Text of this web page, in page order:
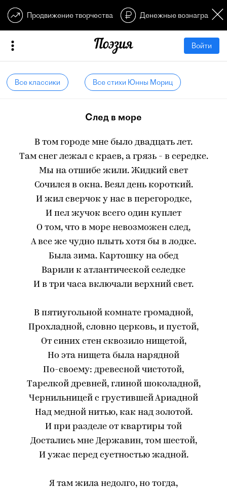
Продвижение творчества Денежные
Войти
Все классики Все стихи Юнны Мориц
След в море
В том городе мне было двадцать лет.
Там снег лежал с краев, а грязь - в середке.
Мы на отшибе жили. Жидкий свет
Сочился в окна. Веял день короткий.
И жил сверчок у нас в перегородке,
И пел жучок всего один куплет
О том, что в море невозможен след,
А все же чудно плыть хотя бы в лодке.
Была зима. Картошку на обед
Варили к атлантической селедке
И в три часа включали верхний свет.
В пятиугольной комнате громадной,
Прохладной, словно церковь, и пустой,
От синих стен сквозило нищетой,
Но эта нищета была нарядной
По-своему: древесной чистотой,
Тарелкой древней, глиной шоколадной,
Чернильницей с грустившей Ариадной
Над медной нитью, как над золотой.
И при разделе от квартиры той
Достались мне Державин, том шестой,
И ужас перед суетностью жадной.
Я там жила недолго, но тогда,